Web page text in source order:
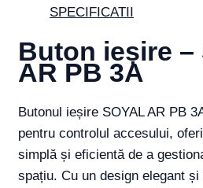
SPECIFICATII
Buton ieșire –
AR PB 3A
Butonul ieșire SOYAL AR PB
pentru controlul accesului,
simplă și eficientă de a
spațiu. Cu un design elegant